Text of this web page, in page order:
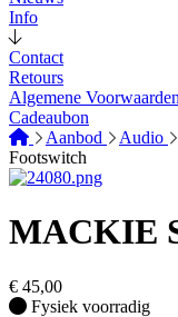
Info
Contact
Retours
Algemene Voorwaarden
Cadeaubon
Aanbod
Audio
Footswitch
MACKIE
€ 45,00
Fysiek voorradig
Fysiek voorradig